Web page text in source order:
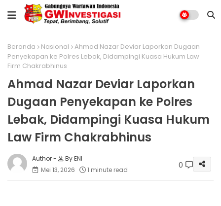
Beranda Nasional
Ahmad Nazar Deviar Laporkan Dugaan
Penyekapan ke Polres Lebak, Didampingi Kuasa Hukum Law
Firm Chakrabhinus
Ahmad Nazar Deviar Laporkan
Dugaan Penyekapan ke Polres
Lebak, Didampingi Kuasa Hukum
Law Firm Chakrabhinus
By ENI
Mei 13, 2026
1 minute read 0